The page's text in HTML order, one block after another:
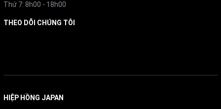
Thứ 7: 8h00 - 18h00
THEO DÕI CHÚNG TÔI
HIỆP HỒNG JAPAN